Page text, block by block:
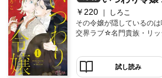
￥220
しろこ
その令嬢が隠しているの
交界ラブ☆名門貴族・リッ
スは父の命令に従って、
続けてきた。けれど、夜
試し読み